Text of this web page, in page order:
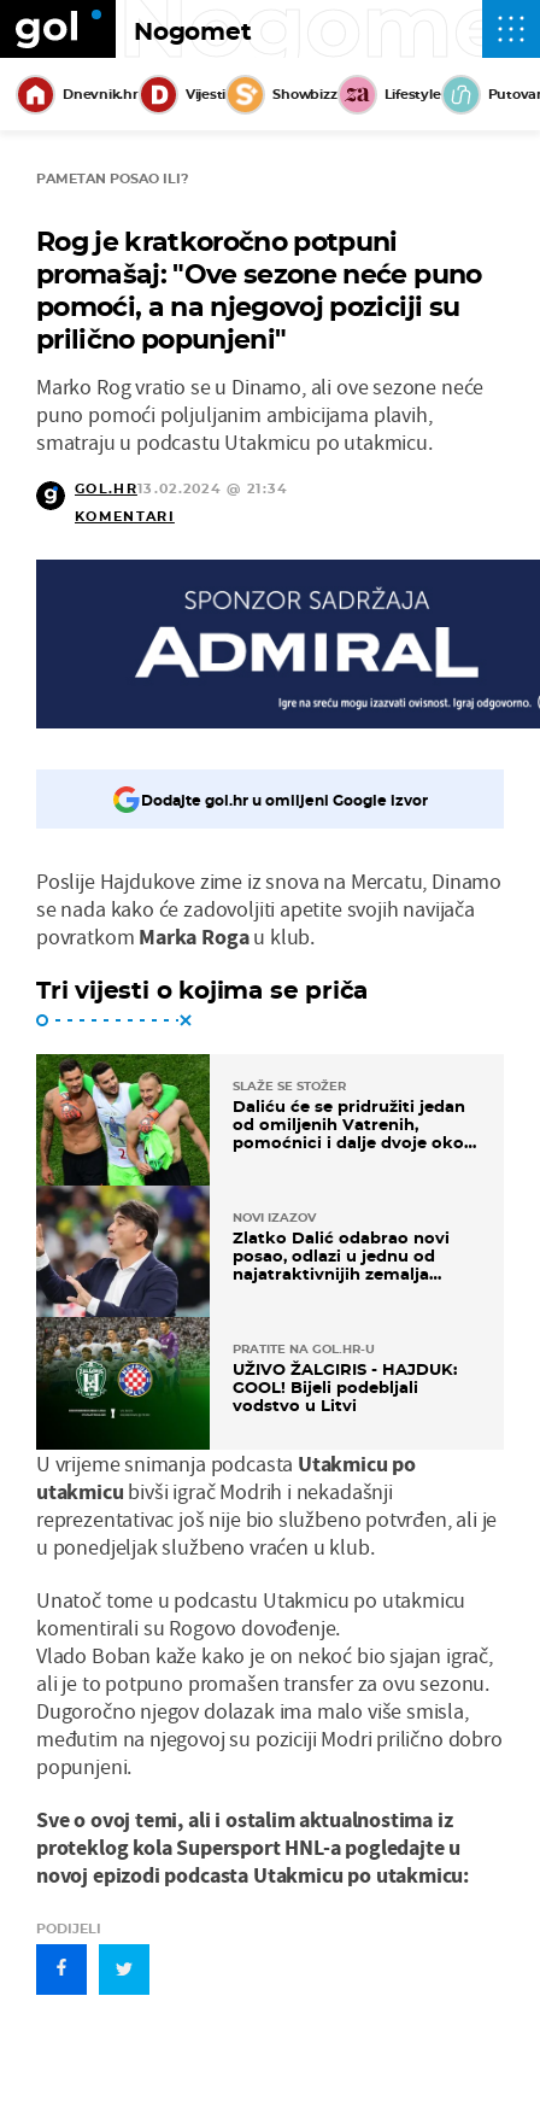
Nogomet
Dnevnik.hr Vijesti Showbizz Lifestyle
PAMETAN POSAO ILI?
Rog je kratkoročno potpuni
promašaj: "Ove sezone neće puno
pomoći, a na njegovoj poziciji su
prilično popunjeni"
Marko Rog vratio se u Dinamo, ali ove sezone neće
puno pomoći poljuljanim ambicijama plavih,
smatraju u podcastu Utakmicu po utakmicu.
GOL.HR13.02.2024 @ 21:34
KOMENTARI
Dodajte gol.hr u omiljeni Google izvor
Poslije Hajdukove zime iz snova na Mercatu, Dinamo
se nada kako će zadovoljiti apetite svojih navijača
povratkom Marka Rogau klub.
Tri vijesti o kojima se priča
SLAŽE SE STOŽER
Daliću će se pridružiti jedan
od omiljenih Vatrenih,
pomoćnici i dalje dvoje oko
NOVI IZAZOV
Zlatko Dalić odabrao novi
posao, odlazi u jednu od
najatraktivnijih zemalja
PRATITE NA GOL.HR-U
UŽIVO ŽALGIRIS - HAJDUK:
GOOL! Bijeli podebljali
vodstvo u Litvi
U vrijeme snimanja podcasta Utakmicu po
utakmicu bivši igrač Modrih i nekadašnji
reprezentativac još nije bio službeno potvrđen, ali je
u ponedjeljak službeno vraćen u klub.
Unatoč tome u podcastu Utakmicu po utakmicu
komentirali su Rogovo dovođenje.
Vlado Boban kaže kako je on nekoć bio sjajan igrač,
ali je to potpuno promašen transfer za ovu sezonu.
Dugoročno njegov dolazak ima malo više smisla,
međutim na njegovoj su poziciji Modri prilično dobro
popunjeni.
Sve o ovoj temi, ali i ostalim aktualnostima iz
proteklog kola Supersport HNL-a pogledajte u
novoj epizodi podcasta Utakmicu po utakmicu:
PODIJELI